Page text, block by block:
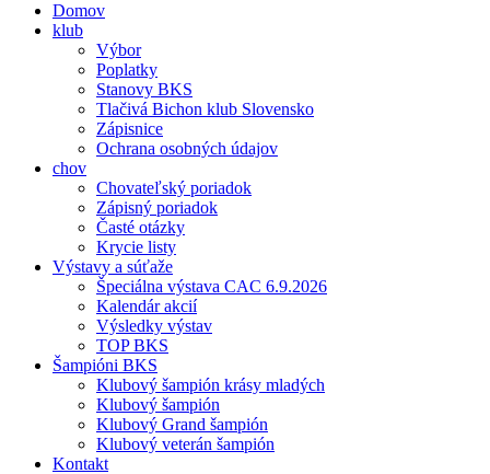
Domov
klub
Výbor
Poplatky
Stanovy BKS
Tlačivá Bichon klub Slovensko
Zápisnice
Ochrana osobných údajov
chov
Chovateľský poriadok
Zápisný poriadok
Časté otázky
Krycie listy
Výstavy a súťaže
Špeciálna výstava CAC 6.9.2026
Kalendár akcií
Výsledky výstav
TOP BKS
Šampióni BKS
Klubový šampión krásy mladých
Klubový šampión
Klubový Grand šampión
Klubový veterán šampión
Kontakt